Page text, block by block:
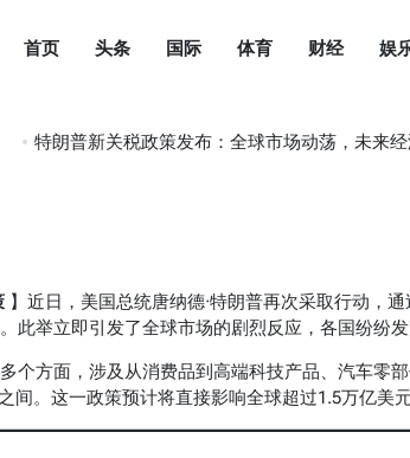
首页 头条 国际 体育 财经 娱
特朗普新关税政策发布：全球市场动荡，未来
】近日，美国总统唐纳德·特朗普再次采取行动，
此举立即引发了全球市场的剧烈反应，各国纷纷
个方面，涉及从消费品到高端科技产品、汽车零
间。这一政策预计将直接影响全球超过1.5万亿美